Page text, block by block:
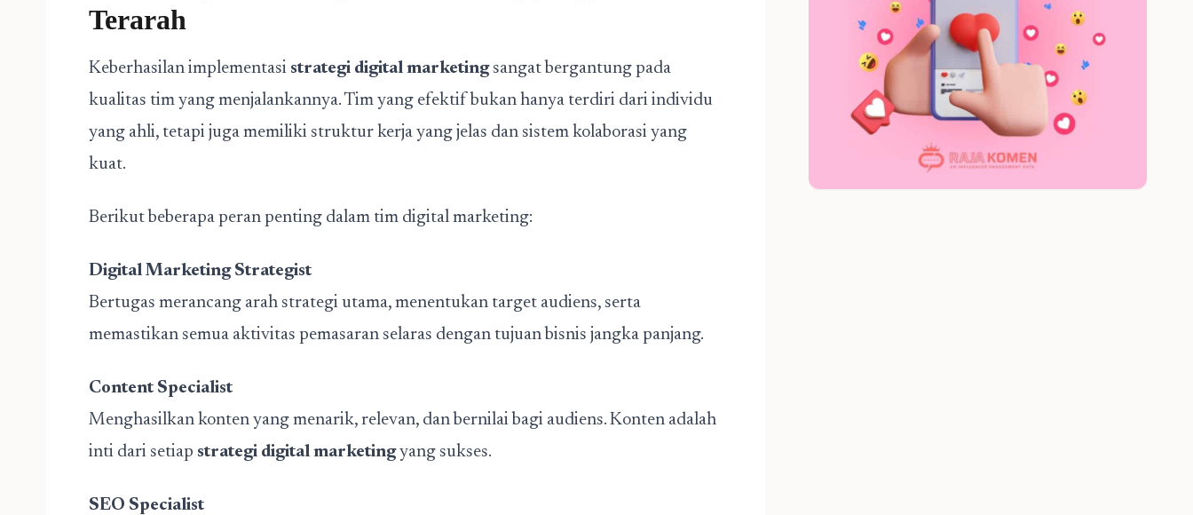
Terarah
Keberhasilan implementasi strategi digital marketingsangat bergantung pada
kualitas tim yang menjalankannya. Tim yang efektif bukan hanya terdiri dari individu
yang ahli, tetapi juga memiliki struktur kerja yang jelas dan sistem kolaborasi yang
kuat.
Berikut beberapa peran penting dalam tim digital marketing:
Digital Marketing Strategist
Bertugas merancang arah strategi utama, menentukan target audiens, serta
memastikan semua aktivitas pemasaran selaras dengan tujuan bisnis jangka panjang.
Content Specialist
Menghasilkan konten yang menarik, relevan, dan bernilai bagi audiens. Konten adalah
inti dari setiap strategi digital marketingyang sukses.
SEO Specialist